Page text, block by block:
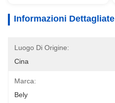
Informazioni Dettagliate
Luogo Di Origine:
Cina
Marca:
Bely